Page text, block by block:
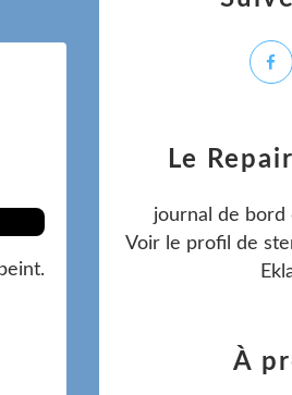
Le
journal de
Voir le profil de
À